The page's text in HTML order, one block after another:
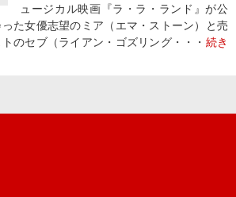
ュージカル映画『ラ・ラ・ランド』が公
た女優志望のミア（エマ・ストーン）と売
のセブ（ライアン・ゴズリング・・・ 続き